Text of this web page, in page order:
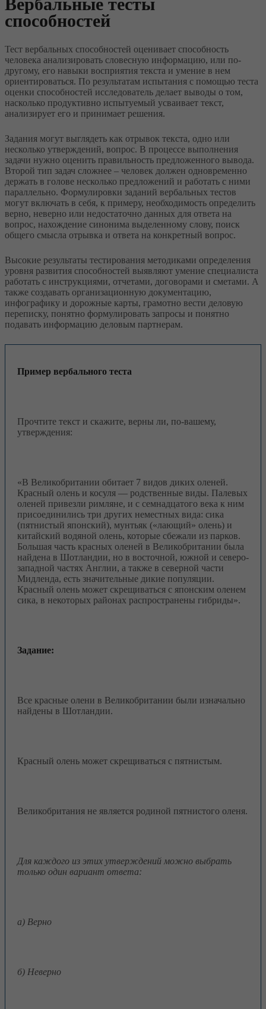
способностей
Тест вербальных способностей оценивает способность
человека анализировать словесную информацию, или по-
другому, его навыки восприятия текста и умение в нем
ориентироваться. По результатам испытания с помощью теста
оценки способностей исследователь делает выводы о том,
насколько продуктивно испытуемый усваивает текст,
анализирует его и принимает решения.
Задания могут выглядеть как отрывок текста, одно или
несколько утверждений, вопрос. В процессе выполнения
задачи нужно оценить правильность предложенного вывода.
Второй тип задач сложнее – человек должен одновременно
держать в голове несколько предложений и работать с ними
параллельно. Формулировки заданий вербальных тестов
могут включать в себя, к примеру, необходимость определить
верно, неверно или недостаточно данных для ответа на
вопрос, нахождение синонима выделенному слову, поиск
общего смысла отрывка и ответа на конкретный вопрос.
Высокие результаты тестирования методиками определения
уровня развития способностей выявляют умение специалиста
работать с инструкциями, отчетами, договорами и сметами. А
также создавать организационную документацию,
инфографику и дорожные карты, грамотно вести деловую
переписку, понятно формулировать запросы и понятно
подавать информацию деловым партнерам.
Пример вербального теста
Прочтите текст и скажите, верны ли, по-вашему,
утверждения:
«В Великобритании обитает 7 видов диких оленей.
Красный олень и косуля — родственные виды. Палевых
оленей привезли римляне, и с семнадцатого века к ним
присоединились три других неместных вида: сика
(пятнистый японский), мунтьяк («лающий» олень) и
китайский водяной олень, которые сбежали из парков.
Большая часть красных оленей в Великобритании была
найдена в Шотландии, но в восточной, южной и северо-
западной частях Англии, а также в северной части
Мидленда, есть значительные дикие популяции.
Красный олень может скрещиваться с японским оленем
сика, в некоторых районах распространены гибриды».
Задание:
Все красные олени в Великобритании были изначально
найдены в Шотландии.
Красный олень может скрещиваться с пятнистым.
Великобритания не является родиной пятнистого оленя.
Для каждого из этих утверждений можно выбрать
только один вариант ответа:
а) Верно
б) Неверно